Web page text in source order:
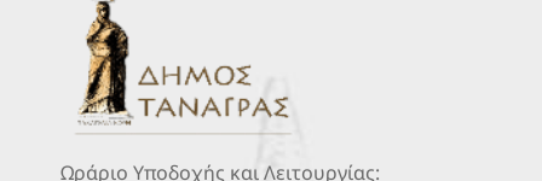
Ωράριο Υποδοχής και Λειτουργίας: